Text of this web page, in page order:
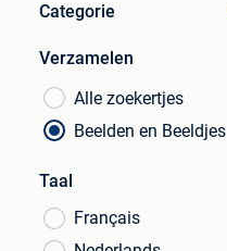
Categorie
Verzamelen
Alle zoekertjes
Beelden en Beeldjes
Taal
Français